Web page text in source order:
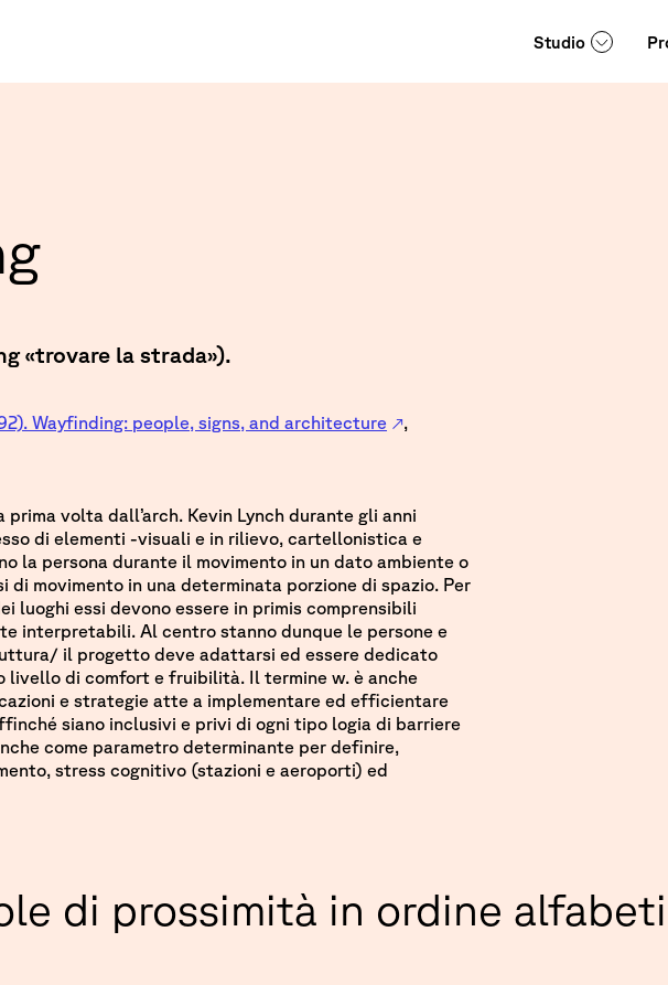
Studio
«trovare la strada»).
Wayfinding: people, signs, and architecture
,
volta dall’arch. Kevin Lynch durante gli anni
di elementi -visuali e in rilievo, cartellonistica e
la persona durante il movimento in un dato ambiente o
di movimento in una determinata porzione di spazio. Per
luoghi essi devono essere in primis comprensibili
interpretabili. Al centro stanno dunque le persone e
il progetto deve adattarsi ed essere dedicato
livello di comfort e fruibilità. Il termine w. è anche
e strategie atte a implementare ed efficientare
siano inclusivi e privi di ogni tipo logia di barriere
come parametro determinante per definire,
stress cognitivo (stazioni e aeroporti) ed
di prossimità in ordine